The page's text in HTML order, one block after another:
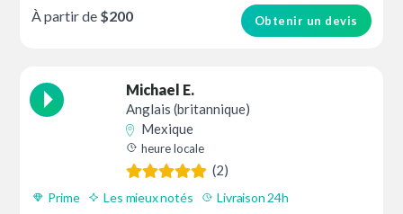
Obtenir un devis
À partir de $200
Michael E.
Anglais (britannique)
Mexique
heure locale
(2)
Prime Les mieux notés Livraison 24h